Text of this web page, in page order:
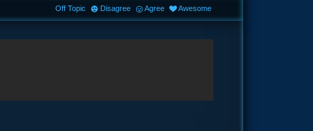
Off Topic Disagree Agree Awesome